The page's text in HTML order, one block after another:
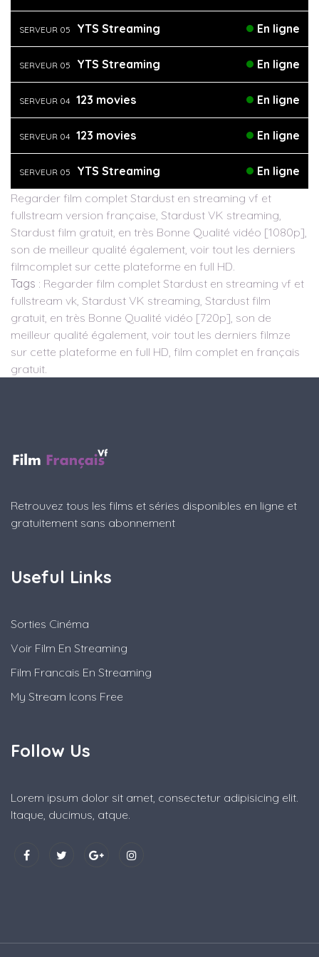
SERVEUR 05 YTS Streaming En ligne
SERVEUR 05 YTS Streaming En ligne
SERVEUR 04 123 movies En ligne
SERVEUR 04 123 movies En ligne
SERVEUR 05 YTS Streaming
En ligne
Regarder film complet Stardust en streaming vf et
fullstream version française, Stardust VK streaming,
Stardust film gratuit, en très Bonne Qualité vidéo [1080p],
son de meilleur qualité également, voir tout les derniers
filmcomplet sur cette plateforme en full HD.
Tags : Regarder film complet Stardust en streaming vf et
fullstream vk, Stardust VK streaming, Stardust film
gratuit, en très Bonne Qualité vidéo [720p], son de
meilleur qualité également, voir tout les derniers filmze
sur cette plateforme en full HD, film complet en français
gratuit.
Retrouvez tous les films et séries disponibles en ligne et
gratuitement sans abonnement
Useful Links
Sorties Cinéma
Voir Film En Streaming
Film Francais En Streaming
My Stream Icons Free
Follow Us
Lorem ipsum dolor sit amet, consectetur adipisicing elit.
Itaque, ducimus, atque.